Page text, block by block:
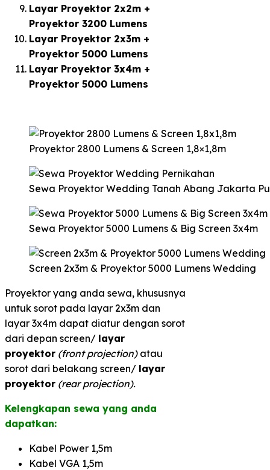
Layar Proyektor 2x2m +
Proyektor 3200 Lumens
Layar Proyektor 2x3m +
Proyektor 5000 Lumens
Layar Proyektor 3x4m +
Proyektor 5000 Lumens
Proyektor 2800 Lumens & Screen 1,8×1,8m
Sewa Proyektor Wedding Tanah Abang Jakarta
Sewa Proyektor 5000 Lumens & Big Screen 3x4m
Screen 2x3m & Proyektor 5000 Lumens Wedding
Proyektor yang anda sewa, khususnya
untuk sorot pada layar 2x3m dan
layar 3x4m dapat diatur dengan sorot
dari depan screen/ layar
proyektor (front projection) atau
sorot dari belakang screen/ layar
proyektor (rear projection).
Kelengkapan sewa yang anda
dapatkan:
Kabel Power 1,5m
Kabel VGA 1,5m